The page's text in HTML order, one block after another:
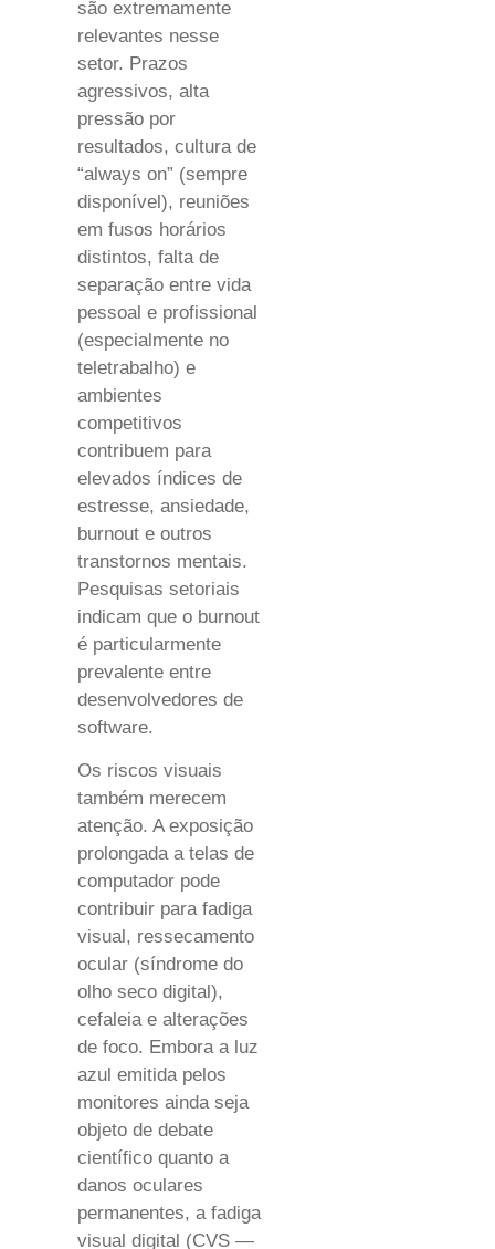
são extremamente
relevantes nesse
setor. Prazos
agressivos, alta
pressão por
resultados, cultura de
“always on” (sempre
disponível), reuniões
em fusos horários
distintos, falta de
separação entre vida
pessoal e profissional
(especialmente no
teletrabalho) e
ambientes
competitivos
contribuem para
elevados índices de
estresse, ansiedade,
burnout e outros
transtornos mentais.
Pesquisas setoriais
indicam que o burnout
é particularmente
prevalente entre
desenvolvedores de
software.
Os riscos visuais
também merecem
atenção. A exposição
prolongada a telas de
computador pode
contribuir para fadiga
visual, ressecamento
ocular (síndrome do
olho seco digital),
cefaleia e alterações
de foco. Embora a luz
azul emitida pelos
monitores ainda seja
objeto de debate
científico quanto a
danos oculares
permanentes, a fadiga
visual digital (CVS —